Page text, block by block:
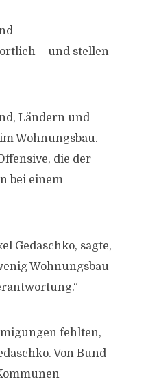
– und stellen
Ländern und
Wohnungsbau.
die der
bei einem
Gedaschko, sagte,
Wohnungsbau
fehlten,
Von Bund